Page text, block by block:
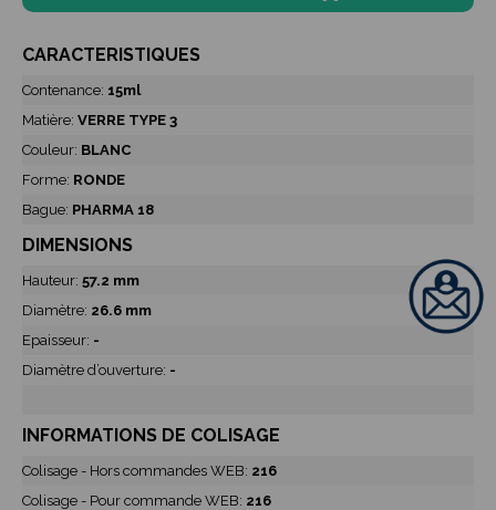
CARACTERISTIQUES
Contenance: 15ml
Matière: VERRE TYPE 3
Couleur: BLANC
Forme: RONDE
Bague: PHARMA 18
DIMENSIONS
Hauteur: 57.2 mm
Diamètre: 26.6 mm
Epaisseur: -
Diamètre d’ouverture: -
INFORMATIONS DE COLISAGE
Colisage - Hors commandes WEB: 216
Colisage - Pour commande WEB: 216